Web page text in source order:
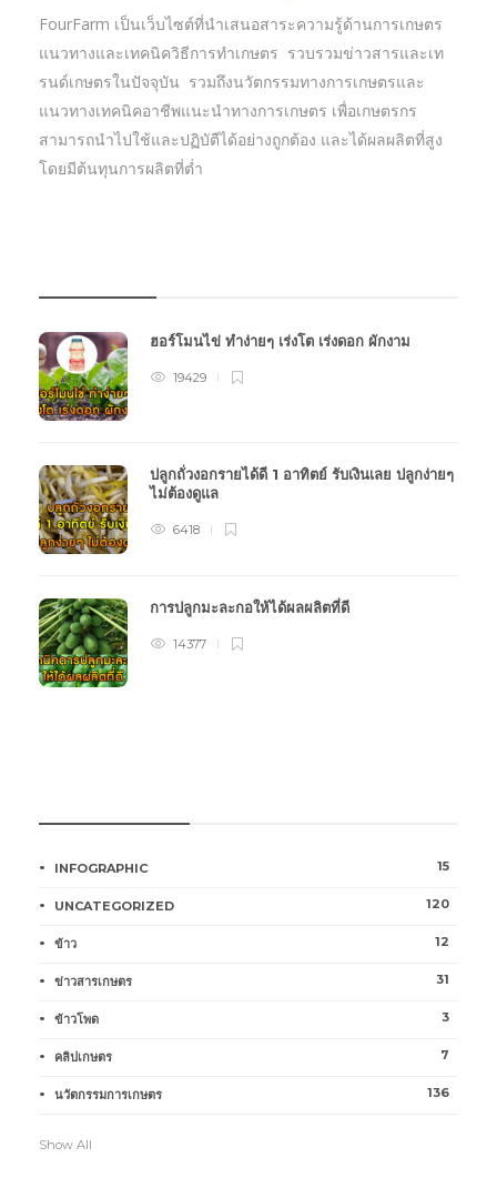
FourFarm เป็นเว็บไซต์ที่นำเสนอสาระความรู้ด้านการเกษตร
แนวทางและเทคนิควิธีการทำเกษตร รวบรวมข่าวสารและเท
รนด์เกษตรในปัจจุบัน รวมถึงนวัตกรรมทางการเกษตรและ
แนวทางเทคนิคอาชีพแนะนำทางการเกษตร เพื่อเกษตรกร
สามารถนำไปใช้และปฏิบัตืได้อย่างถูกต้อง และได้ผลผลิตที่สูง
โดยมีต้นทุนการผลิตที่ต่ำ
ฮอร์โมนไข่ ทำง่ายๆ เร่งโต เร่งดอก ผักงาม
19429
ปลูกถั่วงอกรายได้ดี 1 อาทิตย์ รับเงินเลย ปลูกง่ายๆ
ไม่ต้องดูแล
6418
การปลูกมะละกอให้ได้ผลผลิตที่ดี
14377
INFOGRAPHIC 15
UNCATEGORIZED 120
ข้าว 12
ข่าวสารเกษตร 31
ข้าวโพด 3
คลิปเกษตร 7
นวัตกรรมการเกษตร 136
Show All